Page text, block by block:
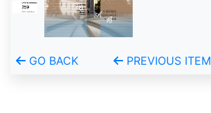
GO BACK PREVIOUS ITEM